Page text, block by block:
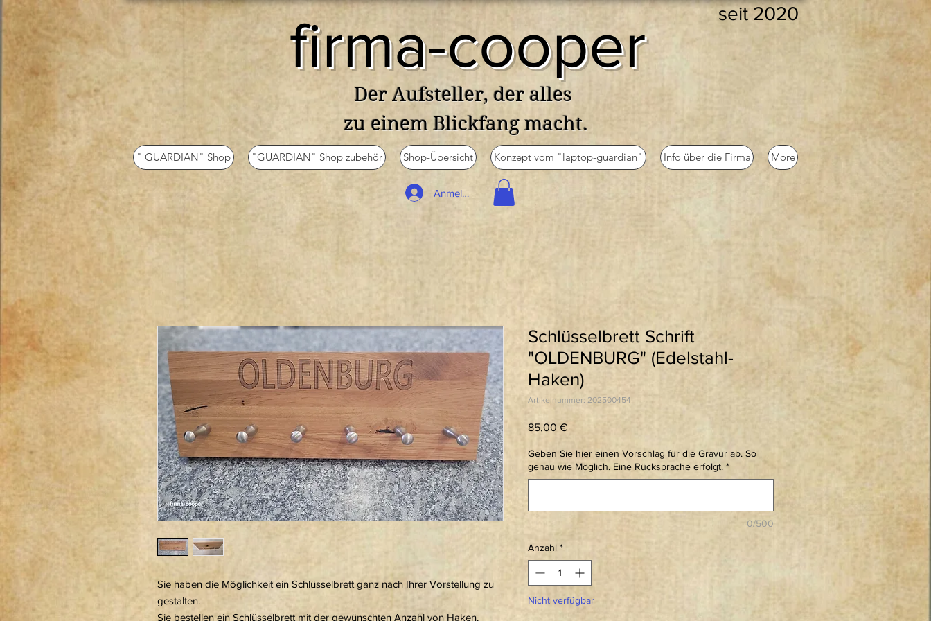
firma-cooper seit 2020
Der Aufsteller, der alles
zu einem Blickfang macht.
" GUARDIAN" Shop "GUARDIAN" Shop zubehör Shop-Übersicht Konzept vom "laptop-guardian" Info über die Firma More
Anmelden
Sie haben die Möglichkeit ein Schlüsselbrett ganz nach Ihrer Vorstellung zu
gestalten.
Sie bestellen ein Schlüsselbrett mit der gewünschten Anzahl von Haken.
Schlüsselbrett Schrift
"OLDENBURG" (Edelstahl-
Haken)
Artikelnummer: 202500454
85,00 €Preis
Geben Sie hier einen Vorschlag für die Gravur ab. So
genau wie Möglich. Eine Rücksprache erfolgt. *
0/500
Anzahl *
Nicht verfügbar